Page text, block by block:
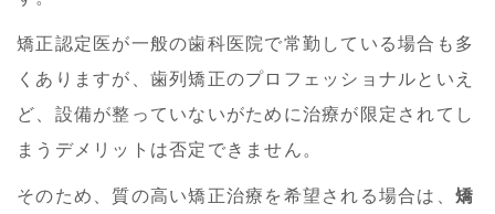
矯正認定医が一般の歯科医院で常勤している場合も多
くありますが、歯列矯正のプロフェッショナルといえ
ど、設備が整っていないがために治療が限定されてし
まうデメリットは否定できません。
そのため、質の高い矯正治療を希望される場合は、 矯